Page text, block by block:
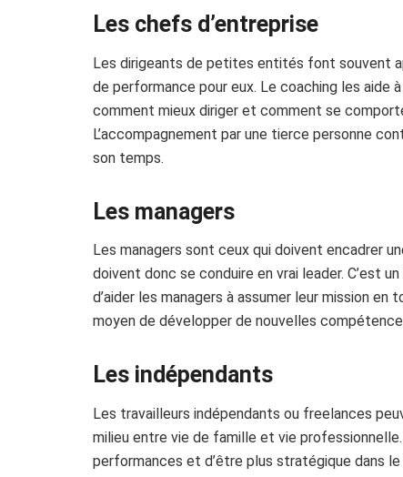
Les chefs d’entreprise
Les dirigeants de petites entités font souvent
de performance pour eux. Le coaching les aide
comment mieux diriger et comment se
L’accompagnement par une tierce personne
son temps.
Les managers
Les managers sont ceux qui doivent encadrer
doivent donc se conduire en vrai leader. C’est
d’aider les managers à assumer leur mission
moyen de développer de nouvelles
Les indépendants
Les travailleurs indépendants ou freelances
milieu entre vie de famille et vie
performances et d’être plus stratégique dans